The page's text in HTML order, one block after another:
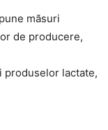
măsuri
de producere,
produselor lactate,